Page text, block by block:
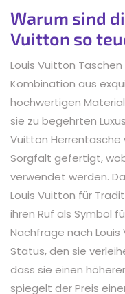
Warum sind
Vuitton so
Louis Vuitton
Kombination aus
hochwertigen
sie zu begehrten
Vuitton Herrentasche
Sorgfalt gefertigt,
verwendet werden.
Louis Vuitton für
ihren Ruf als Symbol
Nachfrage nach
Status, den sie
dass sie einen
spiegelt der Preis